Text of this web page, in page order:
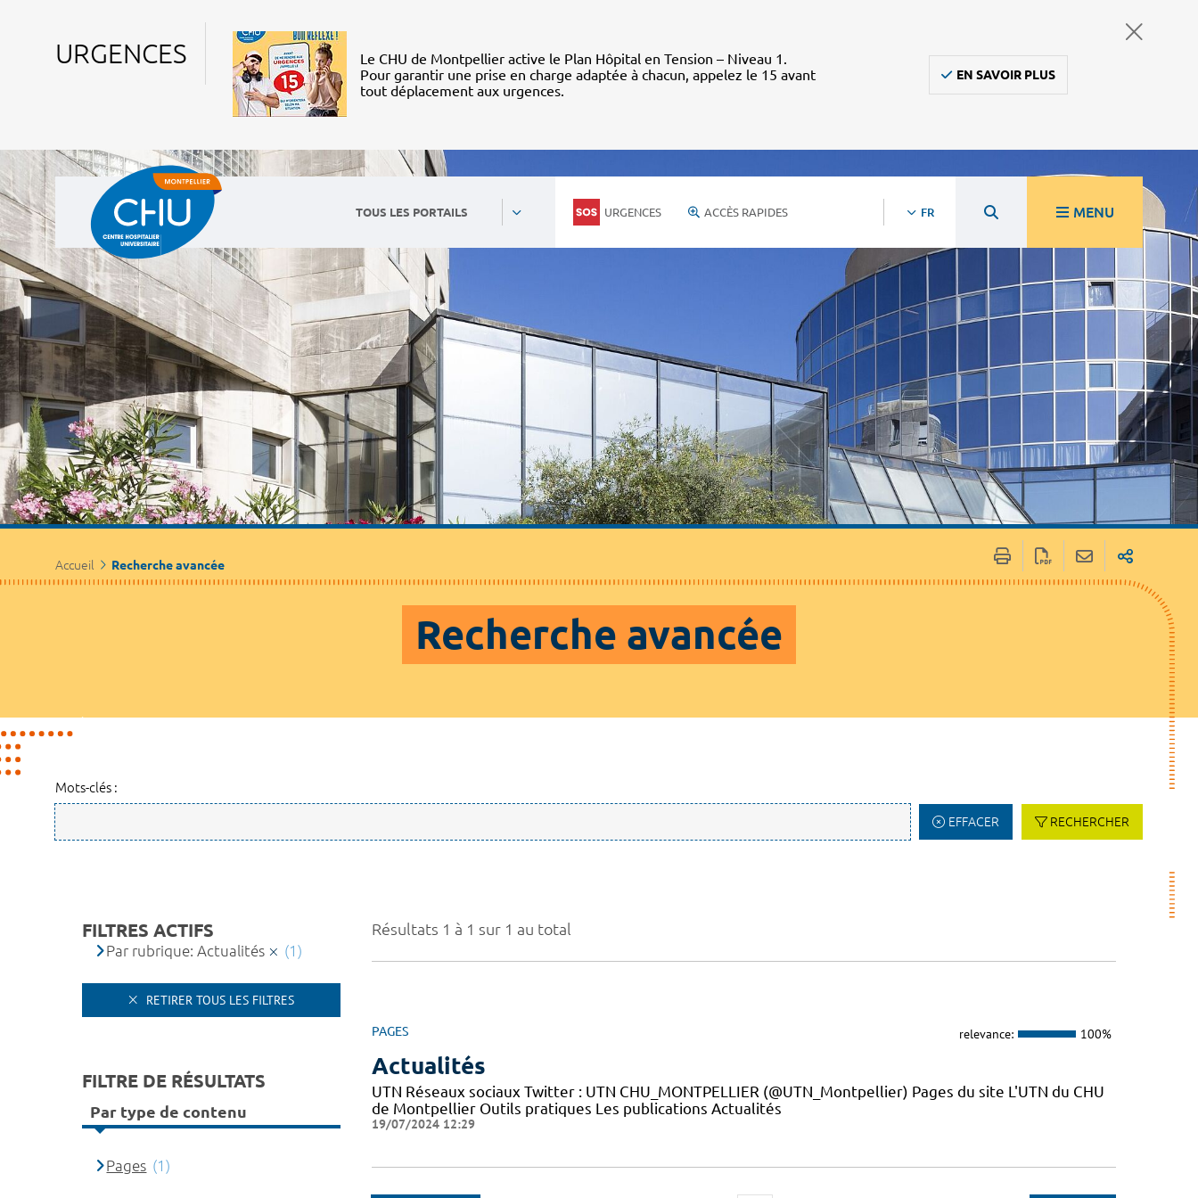
URGENCES
Le CHU de Montpellier active le Plan Hôpital en Tension – Niveau 1.
Pour garantir une prise en charge adaptée à chacun, appelez le 15 avant
tout déplacement aux urgences.
EN SAVOIR PLUS
TOUS LES PORTAILS URGENCES ACCÈS RAPIDES FR MENU
Accueil Recherche avancée
Recherche avancée
Mots-clés :
EFFACER RECHERCHER
Résultats 1 à 1 sur 1 au total
PAGES relevance: 100%
Actualités
UTN Réseaux sociaux Twitter : UTN CHU_MONTPELLIER (@UTN_Montpellier) Pages du site L'UTN du CHU
de Montpellier Outils pratiques Les publications Actualités
19/07/2024 12:29
FILTRES ACTIFS
Par rubrique: Actualités (1)
RETIRER TOUS LES FILTRES
FILTRE DE RÉSULTATS
Par type de contenu
Pages (1)